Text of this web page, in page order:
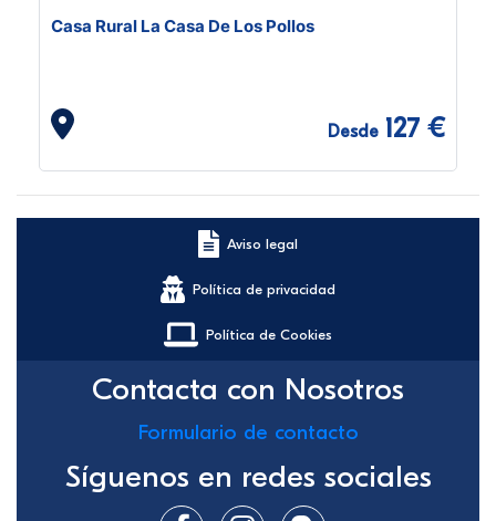
Casa Rural La Casa De Los Pollos
Desde 127 €
Aviso legal
Política de privacidad
Política de Cookies
Contacta con Nosotros
Formulario de contacto
Síguenos en redes sociales